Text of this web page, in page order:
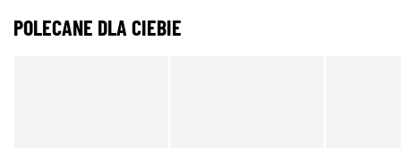
POLECANE DLA CIEBIE